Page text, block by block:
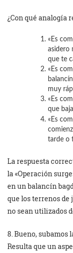
¿Con qué analogía
«Es
asidero
que te
«Es
muy
«Es
que
«Es
tarde o
La respuesta
la «Operación
en un balancín
que los terrenos
no sean utilizados
8. Bueno, subamos
Resulta que un